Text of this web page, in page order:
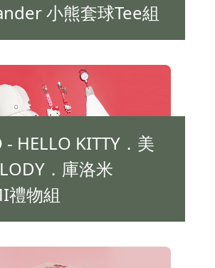
小熊套球Tee組
- HELLO KITTY．美
．庫洛米
禮物組